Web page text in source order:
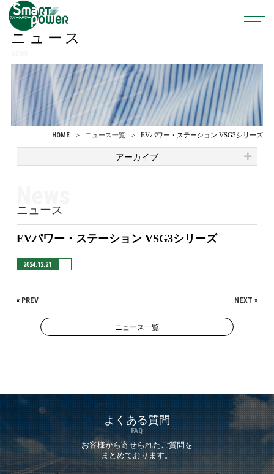
ニュース
HOME ニュース一覧 EVパワー・ステーション VSG3シリーズ
ニュース
EVパワー・ステーション VSG3シリーズ
2024.12.21
« PREV NEXT »
ニュース一覧
アーカイブ
よくある質問
FAQ
お客様から寄せられたご質問を
まとめております。